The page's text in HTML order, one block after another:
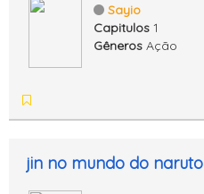
Sayio
Capitulos 1
Gêneros Ação
jin no mundo do naruto